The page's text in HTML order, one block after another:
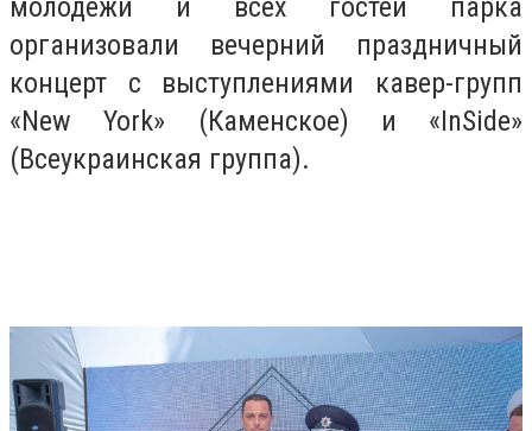
молодежи и всех гостей парка
организовали вечерний праздничный
концерт с выступлениями кавер-групп
«New York» (Каменское) и «InSide»
(Всеукраинская группа).